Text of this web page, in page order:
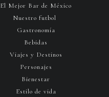
El Mejor Bar de México
Nuestro futbol
Gastronomía
Bebidas
Viajes y Destinos
Personajes
Bienestar
Estilo de vida